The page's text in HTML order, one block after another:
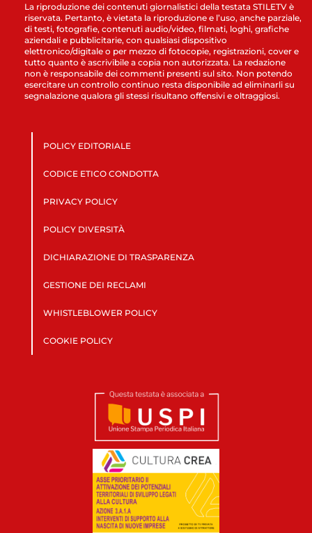
La riproduzione dei contenuti giornalistici della testata STILETV è
riservata. Pertanto, è vietata la riproduzione e l’uso, anche parziale,
di testi, fotografie, contenuti audio/video, filmati, loghi, grafiche
aziendali e pubblicitarie, con qualsiasi dispositivo
elettronico/digitale o per mezzo di fotocopie, registrazioni, cover e
tutto quanto è ascrivibile a copia non autorizzata. La redazione
non è responsabile dei commenti presenti sul sito. Non potendo
esercitare un controllo continuo resta disponibile ad eliminarli su
segnalazione qualora gli stessi risultano offensivi e oltraggiosi.
POLICY EDITORIALE
CODICE ETICO CONDOTTA
PRIVACY POLICY
POLICY DIVERSITÀ
DICHIARAZIONE DI TRASPARENZA
GESTIONE DEI RECLAMI
WHISTLEBLOWER POLICY
COOKIE POLICY